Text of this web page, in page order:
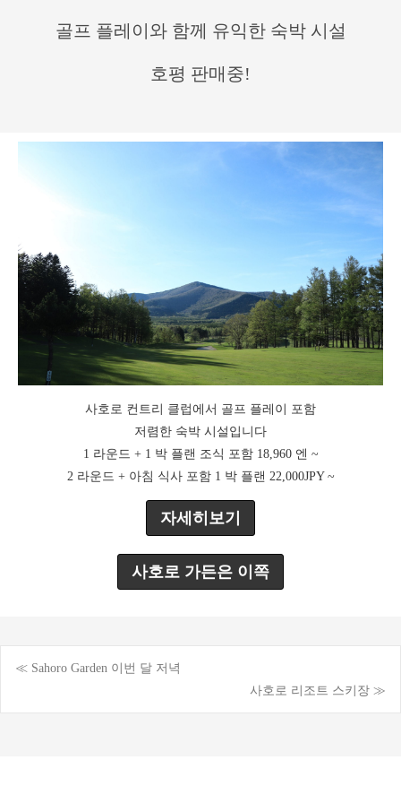
골프 플레이와 함께 유익한 숙박 시설
호평 판매중!
사호로 컨트리 클럽에서 골프 플레이 포함
저렴한 숙박 시설입니다
1 라운드 + 1 박 플랜 조식 포함 18,960 엔 ~
2 라운드 + 아침 식사 포함 1 박 플랜 22,000JPY ~
자세히보기
사호로 가든은 이쪽
게
≪ Sahoro Garden 이번 달 저녁
사호로 리조트 스키장 ≫